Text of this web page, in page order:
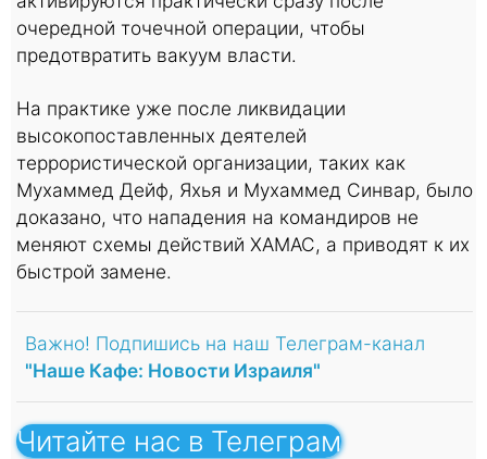
очередной точечной операции, чтобы
предотвратить вакуум власти.
На практике уже после ликвидации
высокопоставленных деятелей
террористической организации, таких как
Мухаммед Дейф, Яхья и Мухаммед Синвар, было
доказано, что нападения на командиров не
меняют схемы действий ХАМАС, а приводят к их
быстрой замене.
Важно! Подпишись на наш Телеграм-канал
"Наше Кафе: Новости Израиля"
Читайте нас в Телеграм